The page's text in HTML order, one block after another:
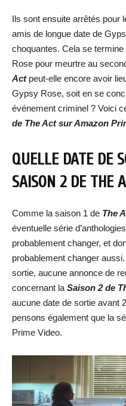
Ils sont ensuite arrêtés pour
amis de longue date de
choquantes. Cela se
Rose pour meurtre au
Act peut-elle encore avoir
Gypsy Rose, soit en se
événement criminel ? Voici
de The Act sur Amazon
QUELLE DATE DE
SAISON 2 DE THE
Comme la saison 1 de The
éventuelle série
probablement changer, et
probablement changer
sortie, aucune annonce de
concernant la Saison 2 de
aucune date de sortie avant
pensons également que la
Prime Video.